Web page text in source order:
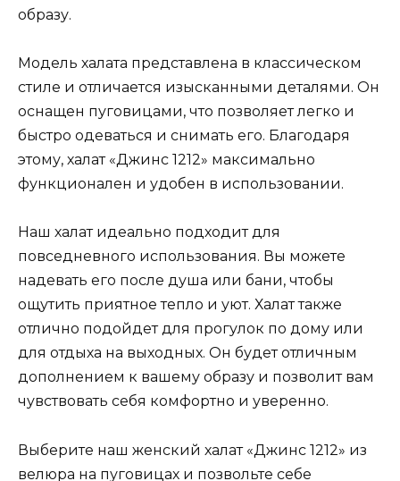
образу.
Модель халата представлена в классическом
стиле и отличается изысканными деталями. Он
оснащен пуговицами, что позволяет легко и
быстро одеваться и снимать его. Благодаря
этому, халат «Джинс 1212» максимально
функционален и удобен в использовании.
Наш халат идеально подходит для
повседневного использования. Вы можете
надевать его после душа или бани, чтобы
ощутить приятное тепло и уют. Халат также
отлично подойдет для прогулок по дому или
для отдыха на выходных. Он будет отличным
дополнением к вашему образу и позволит вам
чувствовать себя комфортно и уверенно.
Выберите наш женский халат «Джинс 1212» из
велюра на пуговицах и позвольте себе